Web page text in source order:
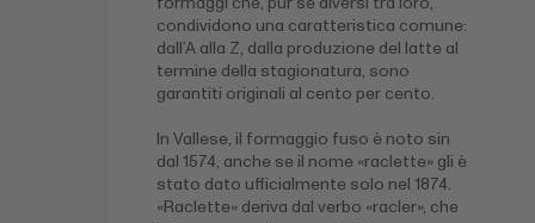
condividono una caratteristica comune:
dall’A alla Z, dalla produzione del latte al
termine della stagionatura, sono
garantiti originali al cento per cento.
In Vallese, il formaggio fuso è noto sin
dal 1574, anche se il nome «raclette» gli è
stato dato ufficialmente solo nel 1874.
«Raclette» deriva dal verbo «racler», che